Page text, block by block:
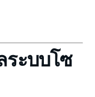
ะบบโซ